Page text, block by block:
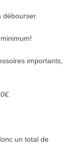
importants,
un total de